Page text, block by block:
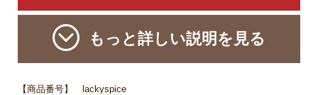
もっと詳しい説明を見る
【商品番号】 lackyspice